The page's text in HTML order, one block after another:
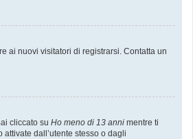
ai nuovi visitatori di registrarsi. Contatta un
cliccato su Ho meno di 13 anni mentre ti
dall’utente stesso o dagli